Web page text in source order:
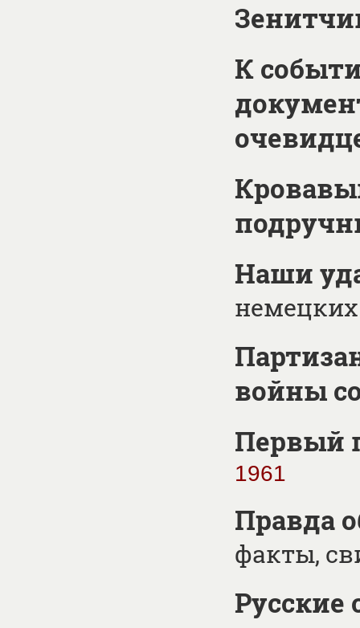
К
Наши
войны
Первый
1961
Правда
факты,
Русские